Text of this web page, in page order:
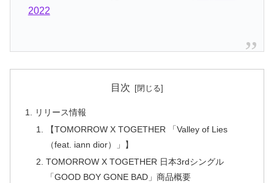
2022
目次
リリース情報
【TOMORROW X TOGETHER 「Valley of Lies
（feat. iann dior）」】
TOMORROW X TOGETHER 日本3rdシングル
「GOOD BOY GONE BAD」商品概要